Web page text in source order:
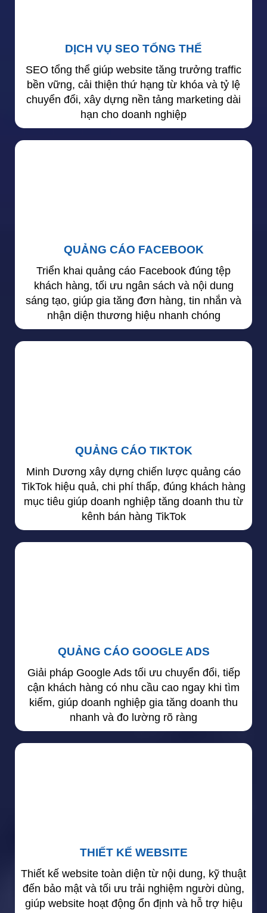
DỊCH VỤ SEO TỔNG THỂ
SEO tổng thể giúp website tăng trưởng traffic
bền vững, cải thiện thứ hạng từ khóa và tỷ lệ
chuyển đổi, xây dựng nền tảng marketing dài
hạn cho doanh nghiệp
QUẢNG CÁO FACEBOOK
Triển khai quảng cáo Facebook đúng tệp
khách hàng, tối ưu ngân sách và nội dung
sáng tạo, giúp gia tăng đơn hàng, tin nhắn và
nhận diện thương hiệu nhanh chóng
QUẢNG CÁO TIKTOK
Minh Dương xây dựng chiến lược quảng cáo
TikTok hiệu quả, chi phí thấp, đúng khách hàng
mục tiêu giúp doanh nghiệp tăng doanh thu từ
kênh bán hàng TikTok
QUẢNG CÁO GOOGLE ADS
Giải pháp Google Ads tối ưu chuyển đổi, tiếp
cận khách hàng có nhu cầu cao ngay khi tìm
kiếm, giúp doanh nghiệp gia tăng doanh thu
nhanh và đo lường rõ ràng
THIẾT KẾ WEBSITE
Thiết kế website toàn diện từ nội dung, kỹ thuật
đến bảo mật và tối ưu trải nghiệm người dùng,
giúp website hoạt động ổn định và hỗ trợ hiệu